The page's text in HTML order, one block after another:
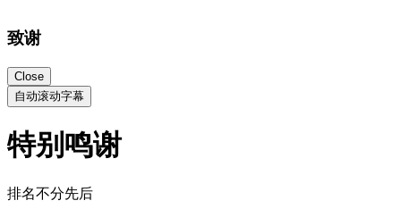
致谢
Close
自动滚动字幕
特别鸣谢
排名不分先后